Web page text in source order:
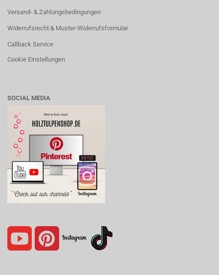
Versand- & Zahlungsbedingungen
Widerrufsrecht & Muster-Widerrufsformular
Callback Service
Cookie Einstellungen
SOCIAL MEDIA